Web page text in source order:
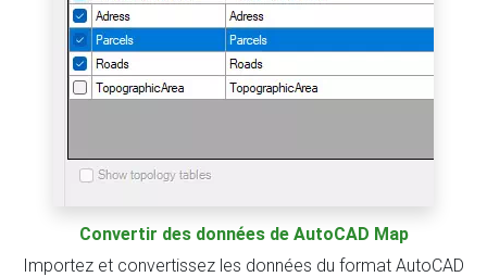
Convertir des données de AutoCAD Map
Importez et convertissez les données du format AutoCAD